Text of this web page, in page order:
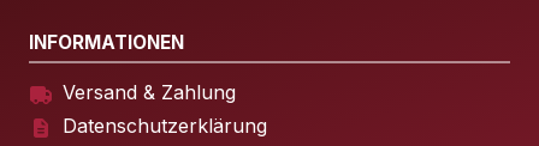
INFORMATIONEN
Versand & Zahlung
Datenschutzerklärung